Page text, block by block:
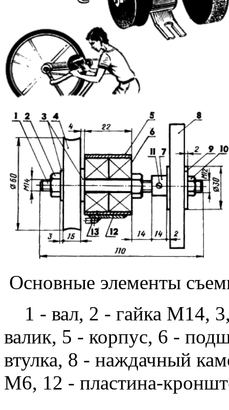
Основные элементы
1 - вал, 2 - гайка М14,
валик, 5 - корпус, 6 -
втулка, 8 - наждачный
М6, 12 - пластина-